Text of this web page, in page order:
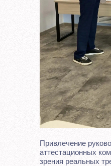
Привлечение
аттестационных
зрения реальных